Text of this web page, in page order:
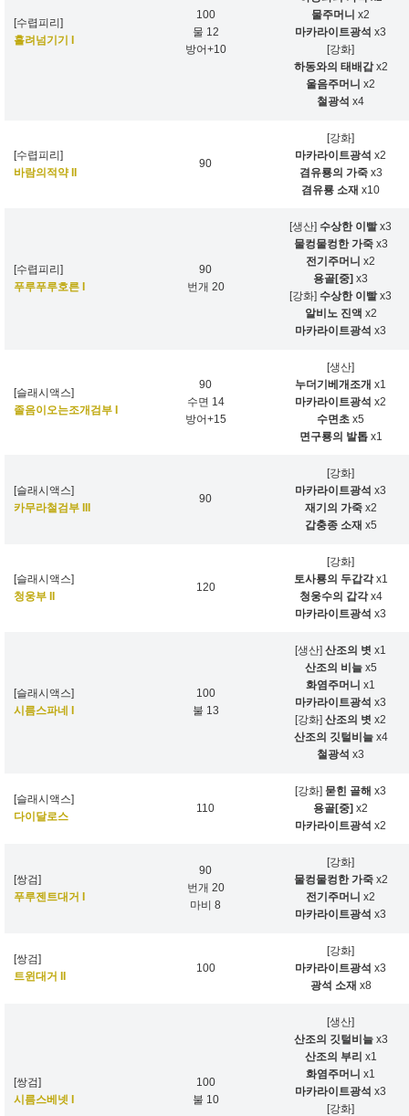
[수렵피리]
흘려넘기기 I
100
물 12
방어+10
물주머니 x2
마카라이트광석 x3
[강화]
하동와의 태배갑x2
울음주머니 x2
철광석 x4
[수렵피리]
바람의적약 II
90
[강화]
마카라이트광석 x2
겸유룡의 가죽x3
겸유룡 소재 x10
[수렵피리]
푸루푸루호른 I
90
번개 20
[생산] 수상한 이빨x3
물컹물컹한 가죽x3
전기주머니 x2
용골[중] x3
[강화] 수상한 이빨x3
알비노 진액 x2
마카라이트광석 x3
[슬래시액스]
졸음이오는조개검부 I
90
수면 14
방어+15
[생산]
누더기베개조개 x1
마카라이트광석 x2
수면초 x5
면구룡의 발톱x1
[슬래시액스]
카무라철검부 III
90
[강화]
마카라이트광석 x3
재기의 가죽x2
갑충종 소재 x5
[슬래시액스]
청웅부 II
120
[강화]
토사룡의 두갑각x1
청웅수의 갑각x4
마카라이트광석 x3
[슬래시액스]
시름스파네 I
100
불 13
[생산] 산조의 볏 x1
산조의 비늘x5
화염주머니 x1
마카라이트광석 x3
[강화] 산조의 볏 x2
산조의 깃털비늘x4
철광석 x3
[슬래시액스]
다이달로스
110
[강화] 묻힌 골해 x3
용골[중] x2
마카라이트광석 x2
[쌍검]
푸루젠트대거 I
90
번개 20
마비 8
[강화]
물컹물컹한 가죽x2
전기주머니 x2
마카라이트광석 x3
[쌍검]
트윈대거 II
100
[강화]
마카라이트광석 x3
광석 소재 x8
[쌍검]
시름스베넷 I
100
불 10
[생산]
산조의 깃털비늘x3
산조의 부리 x1
화염주머니 x1
마카라이트광석 x3
[강화]